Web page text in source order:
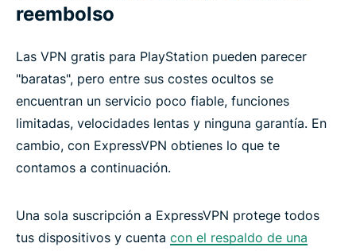
reembolso
Las VPN gratis para PlayStation pueden parecer
"baratas", pero entre sus costes ocultos se
encuentran un servicio poco fiable, funciones
limitadas, velocidades lentas y ninguna garantía. En
cambio, con ExpressVPN obtienes lo que te
contamos a continuación.
Una sola suscripción a ExpressVPN protege todos
tus dispositivos y cuenta con el respaldo de una